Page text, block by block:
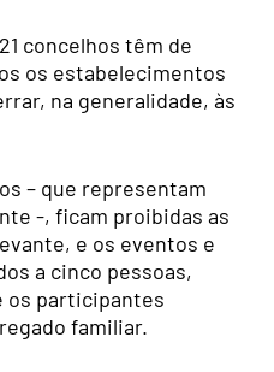
concelhos têm de
os estabelecimentos
na generalidade, às
– que representam
-, ficam proibidas as
e os eventos e
a cinco pessoas,
os participantes
familiar.